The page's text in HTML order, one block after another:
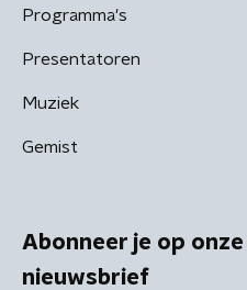
Programma's
Presentatoren
Muziek
Gemist
Abonneer je op
nieuwsbrief